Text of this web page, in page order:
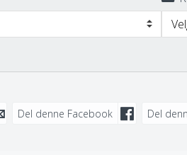
Del denne Facebook Del